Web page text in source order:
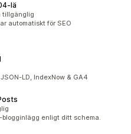
tillgänglig
automatiskt för SEO
LD, IndexNow & GA4
blogginlägg enligt ditt schema.